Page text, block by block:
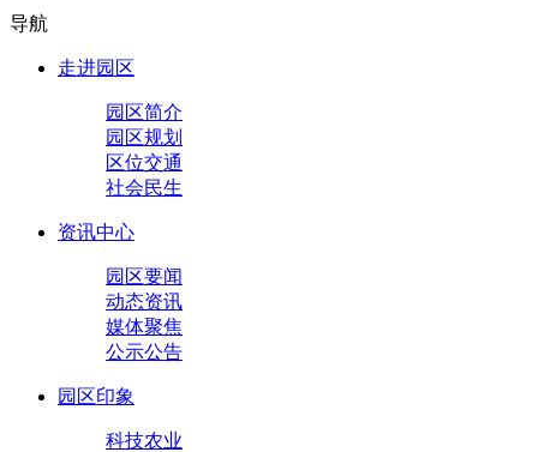
导航
走进园区
园区简介
园区规划
区位交通
社会民生
资讯中心
园区要闻
动态资讯
媒体聚焦
公示公告
园区印象
科技农业